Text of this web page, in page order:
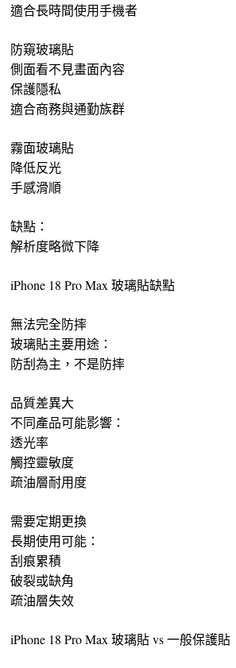
適合長時間使用手機者
防窺玻璃貼
側面看不見畫面內容
保護隱私
適合商務與通勤族群
霧面玻璃貼
降低反光
手感滑順
缺點：
解析度略微下降
iPhone 18 Pro Max 玻璃貼缺點
無法完全防摔
玻璃貼主要用途：
防刮為主，不是防摔
品質差異大
不同產品可能影響：
透光率
觸控靈敏度
疏油層耐用度
需要定期更換
長期使用可能：
刮痕累積
破裂或缺角
疏油層失效
iPhone 18 Pro Max 玻璃貼 vs 一般保護貼